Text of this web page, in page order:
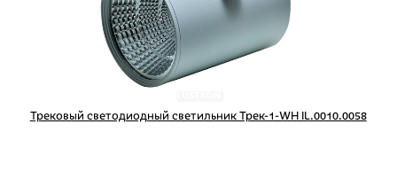
Трековый светодиодный светильник Трек-1-WH IL.0010.0058